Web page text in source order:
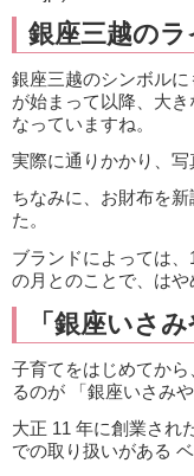
銀座三越のラ
銀座三越のシンボル
が始まって以降、大
なっていますね。
実際に通りかかり、写
ちなみに、お財布を
た。
ブランドによっては
の月とのことで、はや
「銀座いさ
子育てをはじめてか
るのが 「銀座いさみや
大正 11 年に創業され
での取り扱いがある